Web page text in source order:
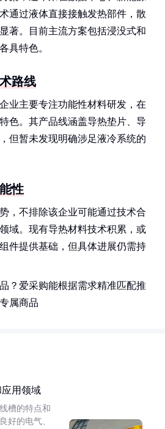
通过液体直接接触发热部件，散
著。目前主流方案包括浸没式和
具特色。
路线
业主要专注功能性材料研发，在
色。其产品线涵盖导热垫片、导
但暂未发现明确涉足液冷系统的
性
，不排除该企业可能通过技术合
域。现有导热材料技术积累，或
件提供基础，但具体进展仍需持
？爱采购能根据需求精准匹配推
属商品
用领域
槽的特点和
好的电气、